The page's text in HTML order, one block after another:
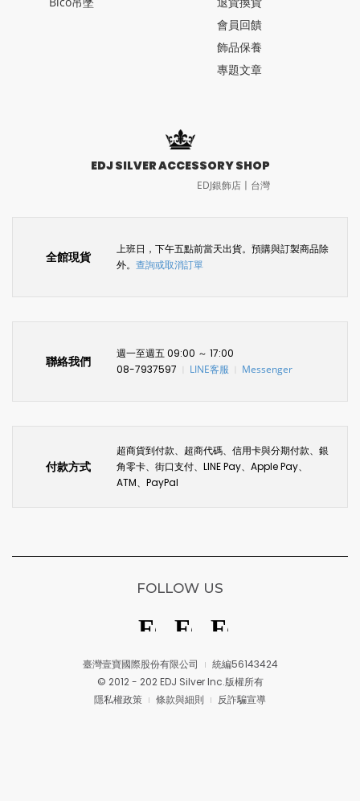
會員回饋
飾品保養
專題文章
EDJ SILVER ACCESSORY SHOP
EDJ銀飾店〡台灣
全館現貨
上班日，下午五點前當天出貨。預購與訂製商品除
外。 查詢或取消訂單
聯絡我們
週一至週五 09:00 ～ 17:00
08-7937597
LINE客服 Messenger
付款方式
超商貨到付款、超商代碼、信用卡與分期付款、銀
角零卡、街口支付、LINE Pay、Apple Pay、
ATM、PayPal
臺灣壹寶國際股份有限公司
統編56143424
© 2012 - 202 EDJ Silver Inc.版權所有
隱私權政策
條款與細則 反詐騙宣導
FOLLOW US